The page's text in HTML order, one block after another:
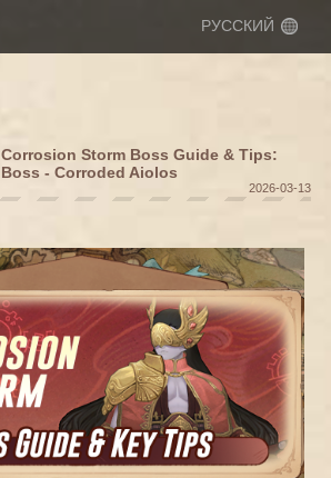
РУССКИЙ
Corrosion Storm Boss Guide & Tips:
Boss - Corroded Aiolos
2026-03-13